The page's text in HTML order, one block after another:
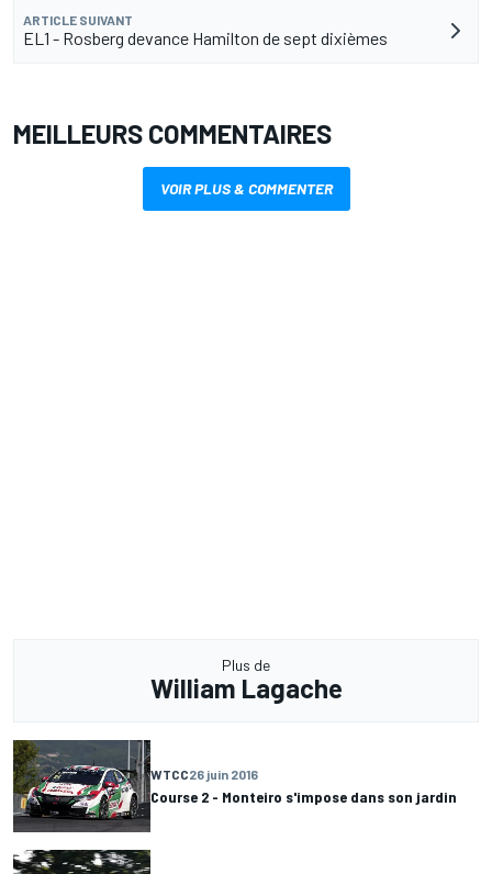
ARTICLE SUIVANT
EL1 - Rosberg devance Hamilton de sept dixièmes
MEILLEURS COMMENTAIRES
VOIR PLUS & COMMENTER
Plus de
William Lagache
WTCC26 juin 2016
Course 2 - Monteiro s'impose dans son jardin